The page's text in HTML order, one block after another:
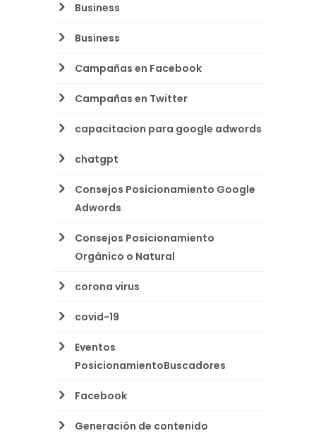
Business
Business
Campañas en Facebook
Campañas en Twitter
capacitacion para google adwords
chatgpt
Consejos Posicionamiento Google
Adwords
Consejos Posicionamiento
Orgánico o Natural
corona virus
covid-19
Eventos
PosicionamientoBuscadores
Facebook
Generación de contenido